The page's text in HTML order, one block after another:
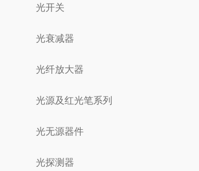
光开关
光衰减器
光纤放大器
光源及红光笔系列
光无源器件
光探测器